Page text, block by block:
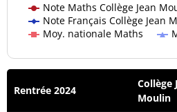
Note Maths Collège Jean
Note Français Collège Jean
Moy. nationale Maths
Rentrée 2024
Collège
Moulin